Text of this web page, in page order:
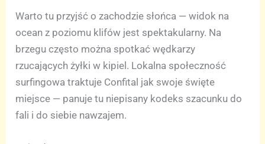
Warto tu przyjść o zachodzie słońca — widok na
ocean z poziomu klifów jest spektakularny. Na
brzegu często można spotkać wędkarzy
rzucających żyłki w kipiel. Lokalna społeczność
surfingowa traktuje Confital jak swoje święte
miejsce — panuje tu niepisany kodeks szacunku do
fali i do siebie nawzajem.